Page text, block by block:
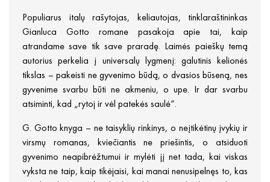
Populiarus italų rašytojas, keliautojas, tinklaraštininkas
Gianluca Gotto romane pasakoja apie tai, kaip
atrandame save tik save praradę. Laimės paieškų temą
autorius perkelia į universalų lygmenį: galutinis kelionės
tikslas – pakeisti ne gyvenimo būdą, o dvasios būseną, nes
gyvenime svarbu būti ne akmeniu, o upe. Ir dar svarbu
atsiminti, kad „rytoj ir vėl patekės saulė“.
G. Gotto knyga – ne taisyklių rinkinys, o neįtikėtinų įvykių ir
virsmų romanas, kviečiantis ne priešintis, o atsiduoti
gyvenimo neapibrėžtumui ir mylėti jį net tada, kai viskas
vyksta ne taip, kaip tikėjaisi, kai manai nenusipelnęs to, kas